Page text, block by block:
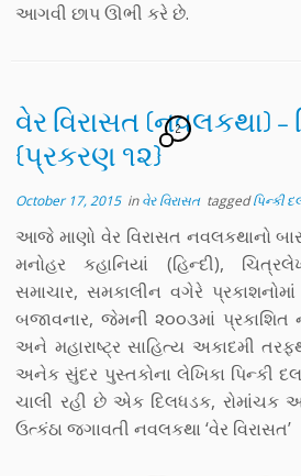
આગવી છાપ ઊભી કરે છે.
વેર વિરાસત (નવલકથા) –
{પ્રકરણ ૧૨}
2
October 17, 2015inવેર વિરાસત taggedપિન્કી
આજે માણો વેર વિરાસત નવલકથાનો
મનોહર કહાનિયાં (હિન્દી),
સમાચાર, સમકાલીન વગેરે
બજાવનાર, જેમની ૨૦૦૩માં પ્રકાશિત
અને મહારાષ્ટ્ર સાહિત્ય અકાદમી
અનેક સુંદર પુસ્તકોના લેખિકા પિન્કી
ચાલી રહી છે એક દિલધડક, રોમાંચક
ઉત્કંઠા જગાવતી નવલકથા ‘વેર વિરાસત’